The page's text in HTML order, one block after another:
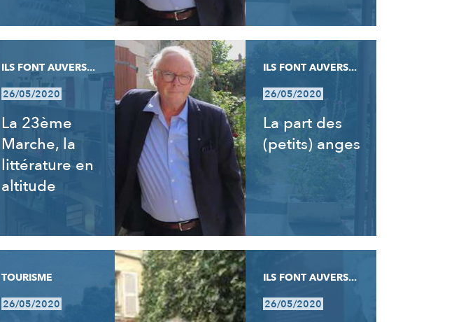
ILS FONT AUVERS...
26/05/2020
La 23ème
Marche, la
littérature en
altitude
ILS FONT AUVERS...
26/05/2020
La part des
(petits) anges
TOURISME
26/05/2020
ILS FONT AUVERS...
26/05/2020